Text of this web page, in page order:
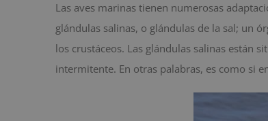
Las aves marinas tienen numerosas
glándulas salinas, o glándulas de la sal; un
los crustáceos. Las glándulas salinas están
intermitente. En otras palabras, es como si